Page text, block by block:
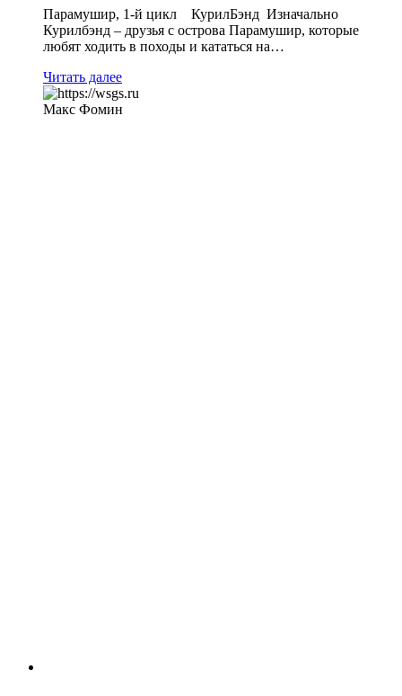
Парамушир, 1-й цикл КурилБэнд Изначально
Курилбэнд – друзья с острова Парамушир, которые
любят ходить в походы и кататься на…
Читать далее
Макс Фомин